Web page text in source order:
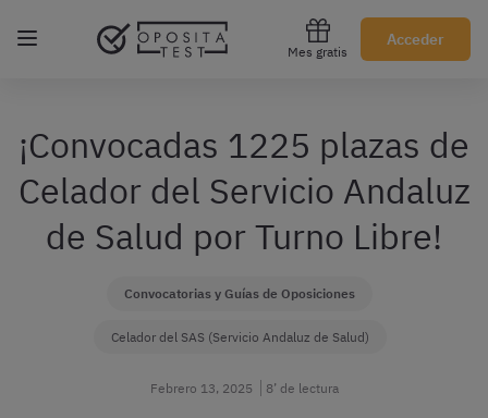
Mes gratis
Acceder
Regístrate gratis
¡Convocadas 1225 plazas de
Celador del Servicio Andaluz
de Salud por Turno Libre!
Convocatorias y Guías de Oposiciones
Celador del SAS (Servicio Andaluz de Salud)
Febrero 13, 2025 8’ de lectura